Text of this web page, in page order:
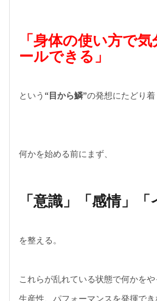
「身体の使い方で
ールできる」
という “目から鱗”の発想にたどり着
何かを始める前にまず、
「意識」「感情」「
を整える。
これらが乱れている状態で何かをや
生産性、パフォーマンスを発揮でき